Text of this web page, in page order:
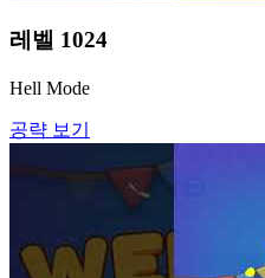
레벨 1024
Hell Mode
공략 보기